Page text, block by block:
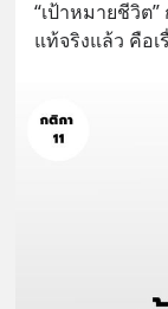
“เป้าหมายชีวิต”
แท้จริงแล้ว คือเ